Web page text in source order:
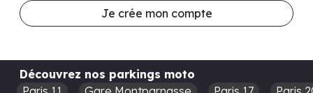
Je crée mon compte
Découvrez nos parkings moto